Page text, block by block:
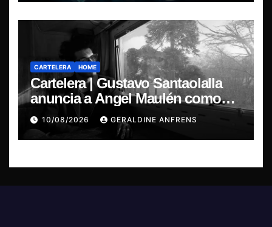
CARTELERA HOME
Cartelera | Gustavo Santaolalla
anuncia a Angel Maulén como
invitado especial para su regreso
a Chile
10/08/2026 GERALDINE ANFRENS